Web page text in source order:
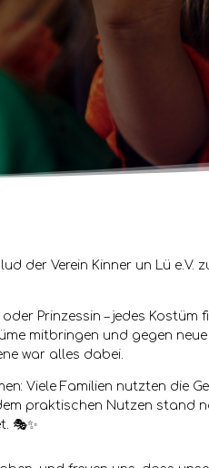
der Verein Kinner un Lü
Prinzessin – jedes
mitbringen und gegen
war alles dabei.
Viele Familien nutzten die
praktischen Nutzen
🎭✨